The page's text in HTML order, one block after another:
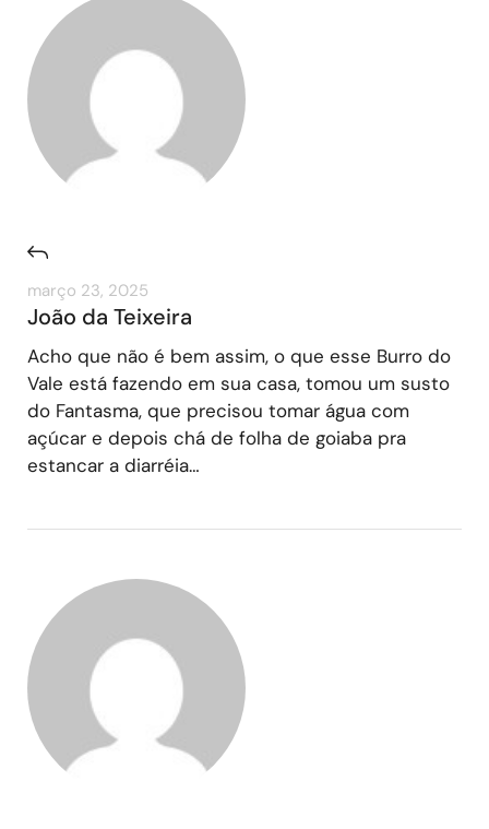
março 23, 2025
João da Teixeira
Acho que não é bem assim, o que esse Burro do
Vale está fazendo em sua casa, tomou um susto
do Fantasma, que precisou tomar água com
açúcar e depois chá de folha de goiaba pra
estancar a diarréia…